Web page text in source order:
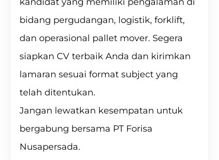
bidang pergudangan, logistik, forklift,
dan operasional pallet mover. Segera
siapkan CV terbaik Anda dan kirimkan
lamaran sesuai format subject yang
telah ditentukan.
Jangan lewatkan kesempatan untuk
bergabung bersama PT Forisa
Nusapersada.